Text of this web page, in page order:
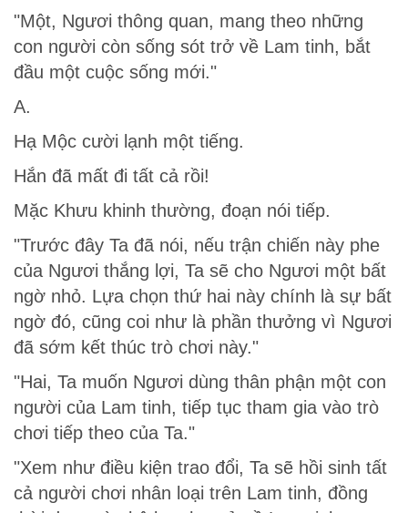
"Một, Ngươi thông quan, mang theo những
con người còn sống sót trở về Lam tinh, bắt
đầu một cuộc sống mới."
A.
Hạ Mộc cười lạnh một tiếng.
Hắn đã mất đi tất cả rồi!
Mặc Khưu khinh thường, đoạn nói tiếp.
"Trước đây Ta đã nói, nếu trận chiến này phe
của Ngươi thắng lợi, Ta sẽ cho Ngươi một bất
ngờ nhỏ. Lựa chọn thứ hai này chính là sự bất
ngờ đó, cũng coi như là phần thưởng vì Ngươi
đã sớm kết thúc trò chơi này."
"Hai, Ta muốn Ngươi dùng thân phận một con
người của Lam tinh, tiếp tục tham gia vào trò
chơi tiếp theo của Ta."
"Xem như điều kiện trao đổi, Ta sẽ hồi sinh tất
cả người chơi nhân loại trên Lam tinh, đồng